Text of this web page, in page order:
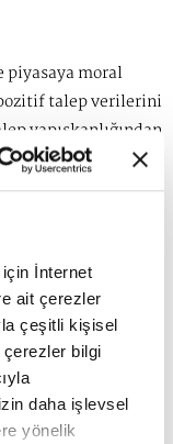
İnternet
ait çerezler
çeşitli kişisel
bilgi
daha işlevsel
yönelik
moral
talep verilerini
yapışkanlığından
seçimler
ayında artan
oldu. Global
iniş"
şirket
bazlı
perakende
714,4 milyar
üçüncü